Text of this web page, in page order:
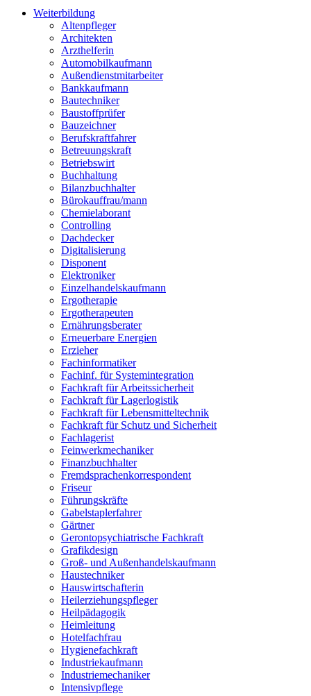
Weiterbildung
Altenpfleger
Architekten
Arzthelferin
Automobilkaufmann
Außendienstmitarbeiter
Bankkaufmann
Bautechniker
Baustoffprüfer
Bauzeichner
Berufskraftfahrer
Betreuungskraft
Betriebswirt
Buchhaltung
Bilanzbuchhalter
Bürokauffrau/mann
Chemielaborant
Controlling
Dachdecker
Digitalisierung
Disponent
Elektroniker
Einzelhandelskaufmann
Ergotherapie
Ergotherapeuten
Ernährungsberater
Erneuerbare Energien
Erzieher
Fachinformatiker
Fachinf. für Systemintegration
Fachkraft für Arbeitssicherheit
Fachkraft für Lagerlogistik
Fachkraft für Lebensmitteltechnik
Fachkraft für Schutz und Sicherheit
Fachlagerist
Feinwerkmechaniker
Finanzbuchhalter
Fremdsprachenkorrespondent
Friseur
Führungskräfte
Gabelstaplerfahrer
Gärtner
Gerontopsychiatrische Fachkraft
Grafikdesign
Groß- und Außenhandelskaufmann
Haustechniker
Hauswirtschafterin
Heilerziehungspfleger
Heilpädagogik
Heimleitung
Hotelfachfrau
Hygienefachkraft
Industriekaufmann
Industriemechaniker
Intensivpflege